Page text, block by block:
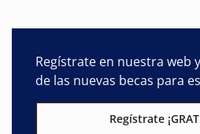
Regístrate en nuestra web
de las nuevas becas para
Regístrate